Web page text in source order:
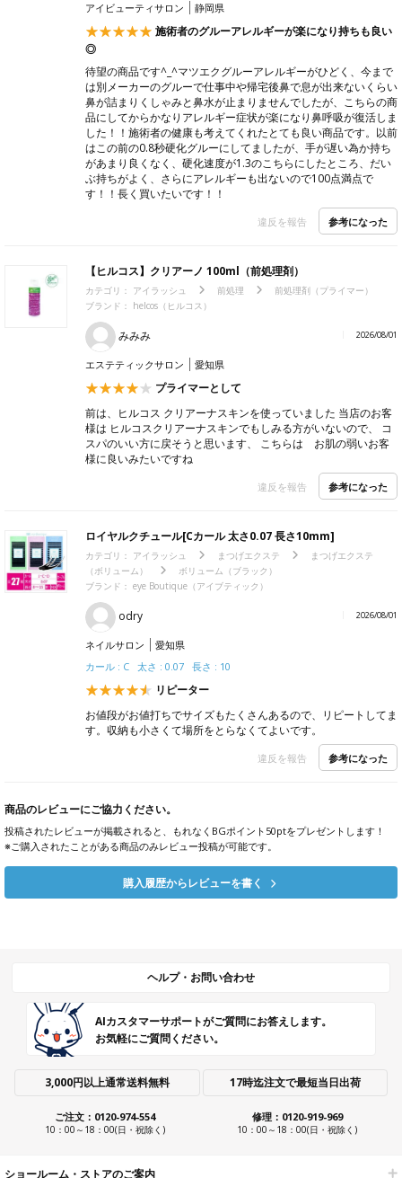
アイビューティサロン 静岡県
施術者のグルーアレルギーが楽になり持ちも良い
◎
待望の商品です^_^マツエクグルーアレルギーがひどく、今まで
は別メーカーのグルーで仕事中や帰宅後鼻で息が出来ないくらい
鼻が詰まりくしゃみと鼻水が止まりませんでしたが、こちらの商
品にしてからかなりアレルギー症状が楽になり鼻呼吸が復活しま
した！！施術者の健康も考えてくれたとても良い商品です。以前
はこの前の0.8秒硬化グルーにしてましたが、手が遅い為か持ち
があまり良くなく、硬化速度が1.3のこちらにしたところ、だい
ぶ持ちがよく、さらにアレルギーも出ないので100点満点で
す！！長く買いたいです！！
違反を報告 参考になった
【ヒルコス】クリアーノ 100ml（前処理剤）
カテゴリ： アイラッシュ 前処理
前処理剤（プライマー）
ブランド： helcos（ヒルコス）
みみみ 2026/08/01
エステティックサロン 愛知県
プライマーとして
前は、ヒルコス クリアーナスキンを使っていました 当店のお客
様は ヒルコスクリアーナスキンでもしみる方がいないので、 コ
スパのいい方に戻そうと思います、 こちらは お肌の弱いお客
様に良いみたいですね
違反を報告 参考になった
ロイヤルクチュール[Cカール 太さ0.07 長さ10mm]
カテゴリ： アイラッシュ まつげエクステ
まつげエクステ
（ボリューム）
ボリューム（ブラック）
ブランド： eye Boutique（アイブティック）
odry 2026/08/01
ネイルサロン
愛知県
カール : C 太さ : 0.07 長さ : 10
リピーター
お値段がお値打ちでサイズもたくさんあるので、リピートしてま
す。収納も小さくて場所をとらなくてよいです。
違反を報告 参考になった
商品のレビューにご協力ください。
投稿されたレビューが掲載されると、もれなくBGポイント50ptをプレゼントします！
※ご購入されたことがある商品のみレビュー投稿が可能です。
購入履歴からレビューを書く
ヘルプ・お問い合わせ
AIカスタマーサポートがご質問にお答えします。
お気軽にご質問ください。
3,000円以上通常送料無料 17時迄注文で最短当日出荷
ご注文：0120-974-554
10：00～18：00(日・祝除く)
修理：0120-919-969
10：00～18：00(日・祝除く)
ショールーム・ストアのご案内